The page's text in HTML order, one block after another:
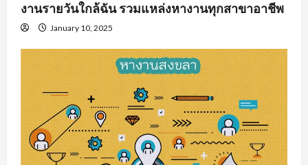
งานรายวันใกล้ฉัน รวมแหล่งหางานทุกสาขาอาชีพ
January 10, 2025